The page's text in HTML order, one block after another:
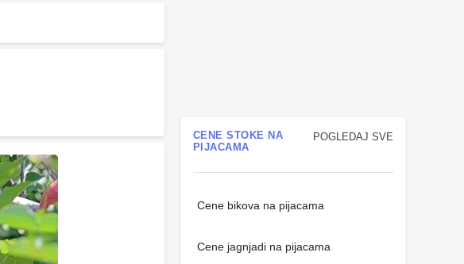
POGLEDAJ SVE
CENE STOKE NA
PIJACAMA
Cene bikova na pijacama
Cene jagnjadi na pijacama